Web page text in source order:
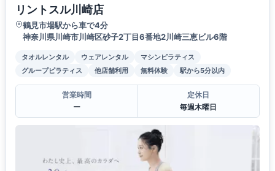
リントスル川崎店
鶴見市場駅から車で4分
神奈川県川崎市川崎区砂子2丁目6番地2川崎三恵ビル6階
タオルレンタル ウェアレンタル
マシンピラティス
グループピラティス
他店舗利用 無料体験 駅から5分以内
営業時間
ー
定休日
毎週木曜日